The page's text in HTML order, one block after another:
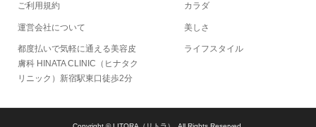
ご利用規約
運営会社について
都度払いで気軽に通える美容皮
膚科 HINATA CLINIC（ヒナタク
リニック）新宿駅東口徒歩2分
カラダ
美しさ
ライフスタイル